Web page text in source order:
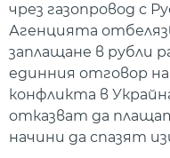
чрез газопровод с
Агенцията
заплащане в рубли
единния отговор
конфликта в
отказват да
начини да спазят